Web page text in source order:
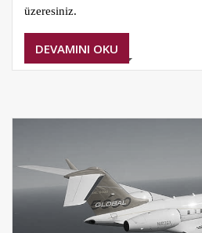
üzeresiniz.
DEVAMINI OKU